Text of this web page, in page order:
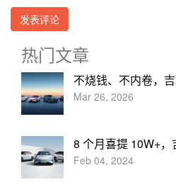
热门文章
不烧钱、不内卷，
Mar 26, 2026
8 个月喜提 10W+，
Feb 04, 2024